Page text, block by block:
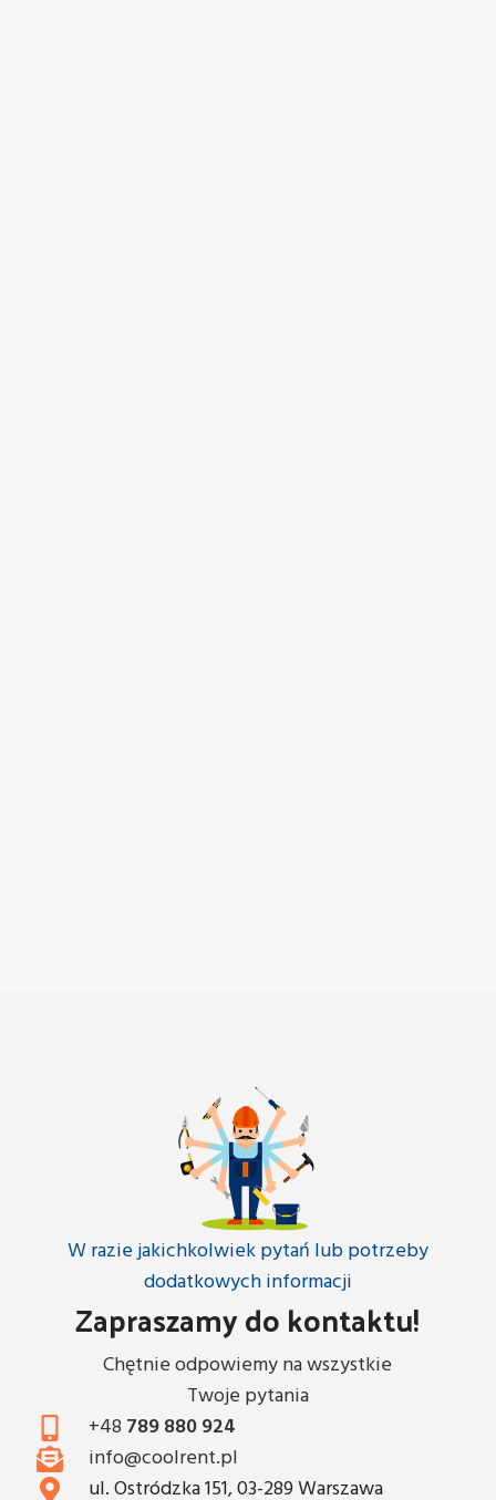
W razie jakichkolwiek pytań lub potrzeby
dodatkowych informacji
Zapraszamy do kontaktu!
Chętnie odpowiemy na wszystkie
Twoje pytania
+48 789 880 924
info@coolrent.pl
ul. Ostródzka 151, 03-289 Warszawa